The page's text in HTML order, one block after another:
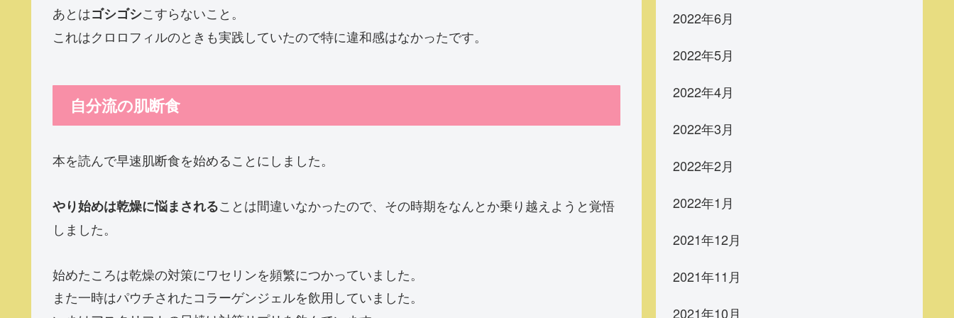
あとはゴシゴシこすらないこと。
これはクロロフィルのときも実践していたので特に違和感はなかったです。
自分流の肌断食
本を読んで早速肌断食を始めることにしました。
やり始めは乾燥に悩まされることは間違いなかったので、その時期をなんとか乗り越えようと覚悟
しました。
始めたころは乾燥の対策にワセリンを頻繁につかっていました。
また一時はパウチされたコラーゲンジェルを飲用していました。
2022年6月
2022年5月
2022年4月
2022年3月
2022年2月
2022年1月
2021年12月
2021年11月
2021年10月